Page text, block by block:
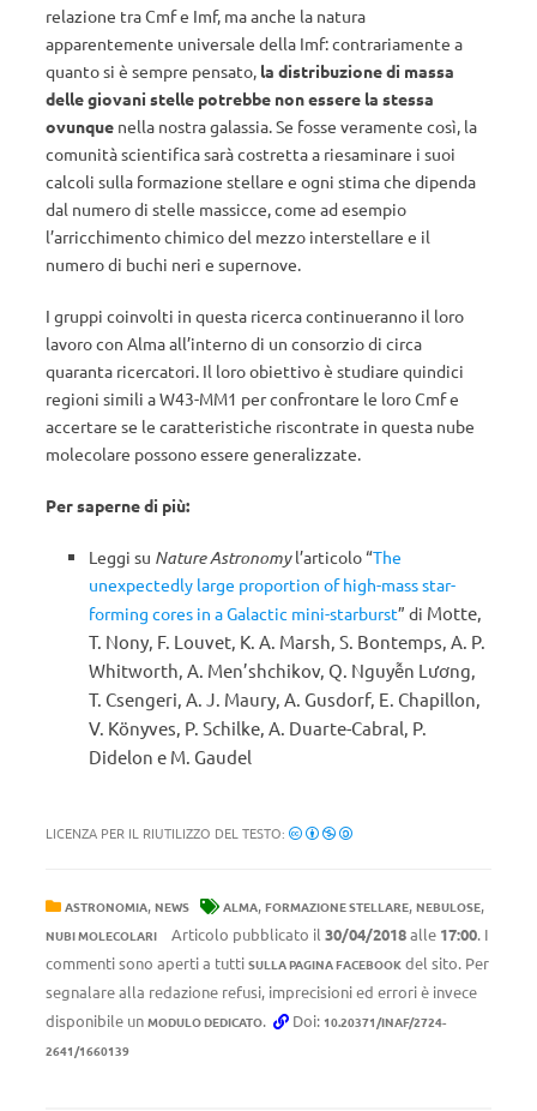
relazione tra Cmf e Imf, ma anche la natura
apparentemente universale della Imf: contrariamente a
quanto si è sempre pensato, la distribuzione di massa
delle giovani stelle potrebbe non essere la stessa
ovunque nella nostra galassia. Se fosse veramente così, la
comunità scientifica sarà costretta a riesaminare i suoi
calcoli sulla formazione stellare e ogni stima che dipenda
dal numero di stelle massicce, come ad esempio
l’arricchimento chimico del mezzo interstellare e il
numero di buchi neri e supernove.
I gruppi coinvolti in questa ricerca continueranno il loro
lavoro con Alma all’interno di un consorzio di circa
quaranta ricercatori. Il loro obiettivo è studiare quindici
regioni simili a W43-MM1 per confrontare le loro Cmf e
accertare se le caratteristiche riscontrate in questa nube
molecolare possono essere generalizzate.
Per saperne di più:
Leggi su Nature Astronomyl’articolo “The
unexpectedly large proportion of high-mass star-
forming cores in a Galactic mini-starburst” di Motte,
T. Nony, F. Louvet, K. A. Marsh, S. Bontemps, A. P.
Whitworth, A. Men’shchikov, Q. Nguyễn Lương,
T. Csengeri, A. J. Maury, A. Gusdorf, E. Chapillon,
V. Könyves, P. Schilke, A. Duarte-Cabral, P.
Didelon e M. Gaudel
LICENZA PER IL RIUTILIZZO DEL TESTO:
ASTRONOMIA, NEWS ALMA, FORMAZIONE STELLARE, NEBULOSE,
NUBI MOLECOLARI Articolo pubblicato il 30/04/2018alle 17:00. I
commenti sono aperti a tutti SULLA PAGINA FACEBOOK del sito. Per
segnalare alla redazione refusi, imprecisioni ed errori è invece
disponibile un MODULO DEDICATO. Doi: 10.20371/INAF/2724-
2641/1660139